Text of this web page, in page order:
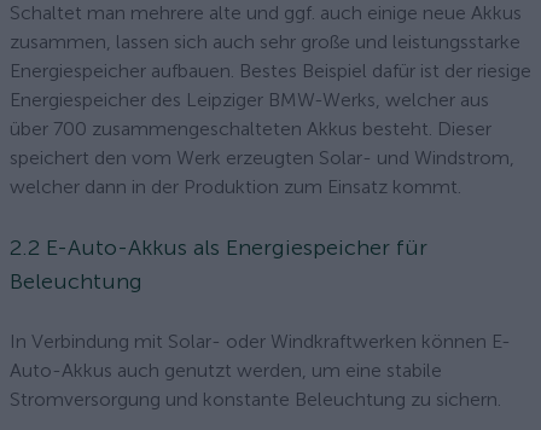
Schaltet man mehrere alte und ggf. auch einige neue Akkus
zusammen, lassen sich auch sehr große und leistungsstarke
Energiespeicher aufbauen. Bestes Beispiel dafür ist der riesige
Energiespeicher des Leipziger BMW-Werks, welcher aus
über 700 zusammengeschalteten Akkus besteht. Dieser
speichert den vom Werk erzeugten Solar- und Windstrom,
welcher dann in der Produktion zum Einsatz kommt.
2.2 E-Auto-Akkus als Energiespeicher für
Beleuchtung
In Verbindung mit Solar- oder Windkraftwerken können E-
Auto-Akkus auch genutzt werden, um eine stabile
Stromversorgung und konstante Beleuchtung zu sichern.